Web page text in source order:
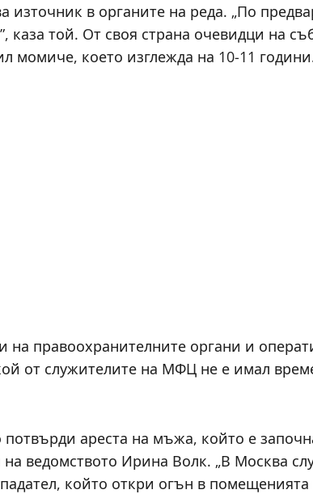
източник в органите на реда. „По
каза той. От своя страна очевидци на
момиче, което изглежда на 10-11
на правоохранителните органи и
от служителите на МФЦ не е имал
ареста на мъжа, който е
ведомството Ирина Волк. „В Москва
който откри огън в помещенията